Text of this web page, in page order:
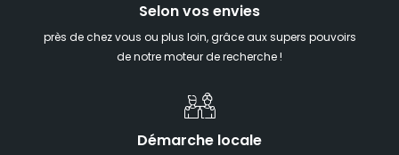
Selon vos envies
près de chez vous ou plus loin, grâce aux supers pouvoirs
de notre moteur de recherche !
Démarche locale